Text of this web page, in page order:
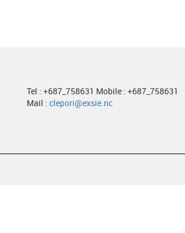
Tel : +687_758631 Mobile : +687_758631
Mail : clepori@exsie.nc